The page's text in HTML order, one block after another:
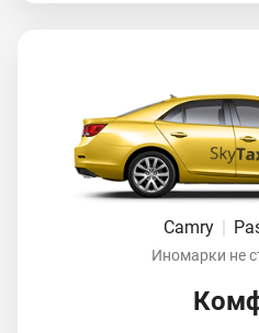
Camry
Иномарки не